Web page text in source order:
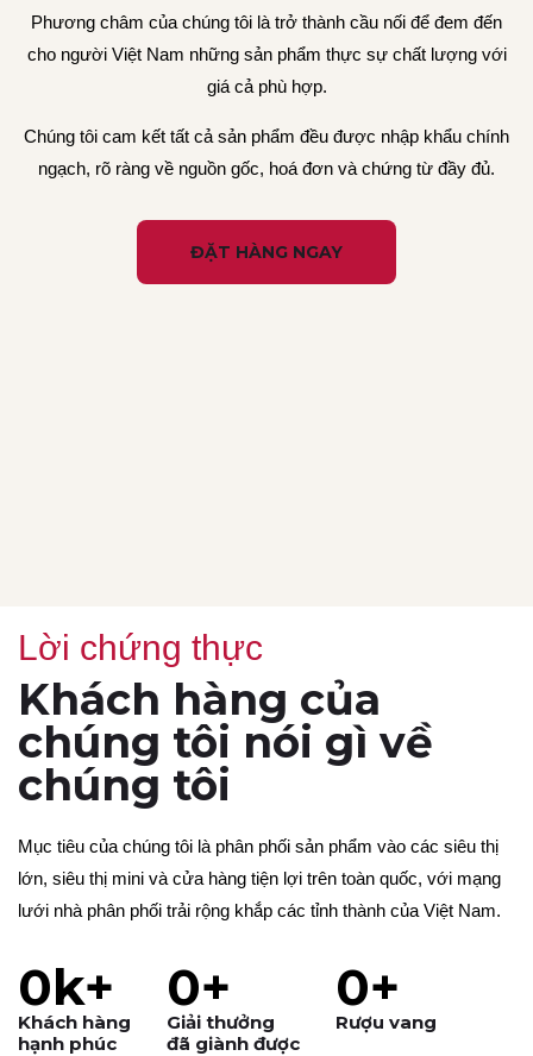
Phương châm của chúng tôi là trở thành cầu nối để đem đến
cho người Việt Nam những sản phẩm thực sự chất lượng với
giá cả phù hợp.
Chúng tôi cam kết tất cả sản phẩm đều được nhập khẩu chính
ngạch, rõ ràng về nguồn gốc, hoá đơn và chứng từ đầy đủ.
ĐẶT HÀNG NGAY
Lời chứng thực
Khách hàng của
chúng tôi nói gì về
chúng tôi
Mục tiêu của chúng tôi là phân phối sản phẩm vào các siêu thị
lớn, siêu thị mini và cửa hàng tiện lợi trên toàn quốc, với mạng
lưới nhà phân phối trải rộng khắp các tỉnh thành của Việt Nam.
Khách hàng
hạnh phúc
0k+
Giải thưởng
đã giành được
0+
Rượu vang
0+